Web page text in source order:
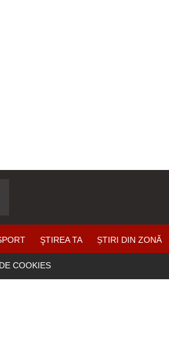
ŞTIREA TA ȘTIRI DIN ZONĂ
COOKIES